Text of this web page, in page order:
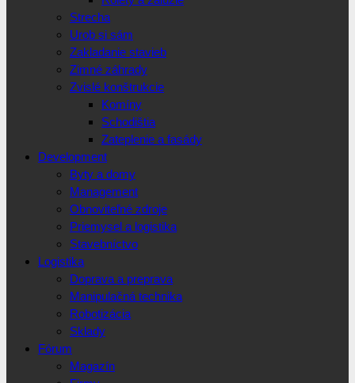
Strecha
Urob si sám
Zakladanie stavieb
Zimné záhrady
Zvislé konštrukcie
Komíny
Schodištia
Zateplenie a fasády
Development
Byty a domy
Management
Obnoviteľné zdroje
Priemysel a logistika
Stavebníctvo
Logistika
Doprava a preprava
Manipulačná technika
Robotizácia
Sklady
Fórum
Magazín